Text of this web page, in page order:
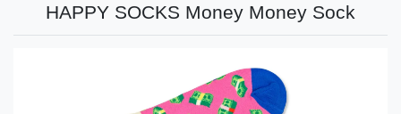
HAPPY SOCKS Money Money Sock